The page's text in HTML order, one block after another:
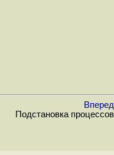
Вперед
Подстановка процессов